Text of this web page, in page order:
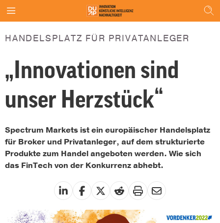
HANDELSPLATZ FÜR PRIVATANLEGER
„Innovationen sind
unser Herzstück“
Spectrum Markets ist ein europäischer Handelsplatz
für Broker und Privatanleger, auf dem strukturierte
Produkte zum Handel angeboten werden. Wie sich
das FinTech von der Konkurrenz abhebt.